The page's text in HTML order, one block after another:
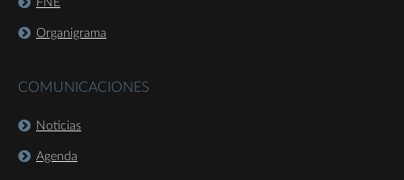
FNE
Organigrama
COMUNICACIONES
Noticias
Agenda